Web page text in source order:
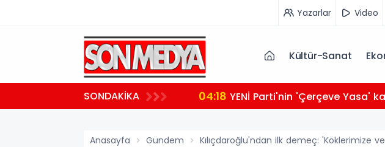
Yazarlar Video
Kültür-Sanat
SONDAKİKA 04:18 YENİ Parti'nin 'Çerçeve Yasa'
Anasayfa Gündem Kılıçdaroğlu'ndan ilk demeç: 'Köklerimize